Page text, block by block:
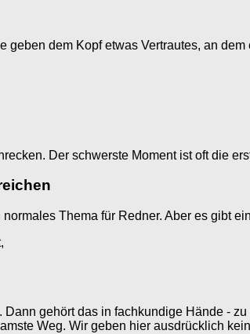
dem Kopf etwas Vertrautes, an
Der schwerste Moment ist oft die
Thema für Redner. Aber es gibt
. Dann gehört das in fachkundige Hände -
Weg. Wir geben hier ausdrücklich